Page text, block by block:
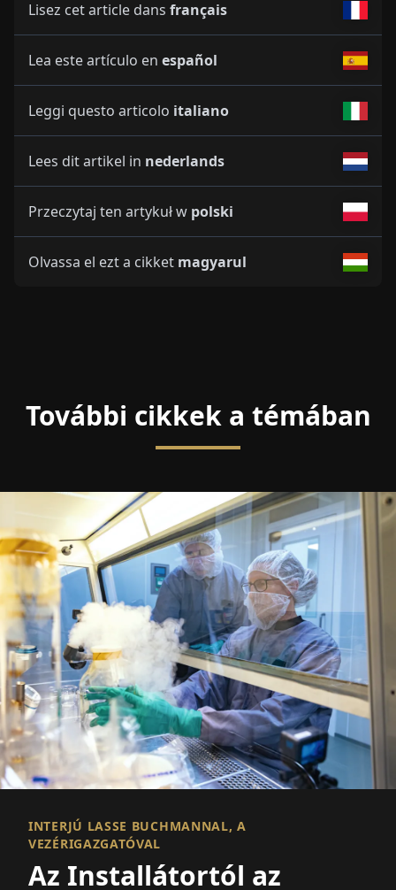
Lisez cet article dans français
Lea este artículo en español
Leggi questo articolo italiano
Lees dit artikel in nederlands
Przeczytaj ten artykuł w polski
Olvassa el ezt a cikket magyarul
További cikkek a témában
INTERJÚ LASSE BUCHMANNAL, A
VEZÉRIGAZGATÓVAL
Az Installátortól az